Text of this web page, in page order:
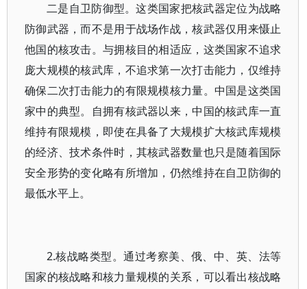
二是自卫防御型。这类国家把核武器定位为战略
防御武器，而不是用于战场作战，核武器仅用来慑止
他国的核攻击。与拥核目的相适应，这类国家不追求
庞大规模的核武库，不追求第一次打击能力，仅维持
确保二次打击能力的有限规模核力量。中国是这类国
家中的典型。自拥有核武器以来，中国的核武库一直
维持有限规模，即使在具备了大规模扩大核武库规模
的经济、技术条件时，其核武器数量也只是随着国际
安全形势的变化略有所增加，仍然维持在自卫防御的
最低水平上。
2.核战略类型。通过考察美、俄、中、英、法等
国家的核战略和核力量规模的关系，可以看出核战略